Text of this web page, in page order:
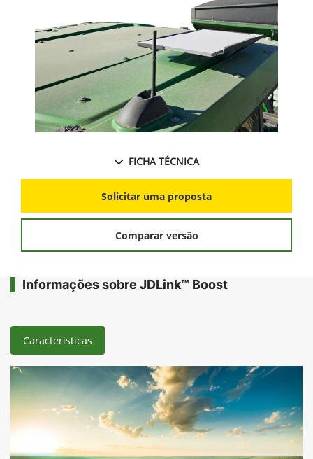
FICHA TÉCNICA
Solicitar uma proposta
Comparar versão
Informações sobre JDLink™ Boost
Caracteristicas